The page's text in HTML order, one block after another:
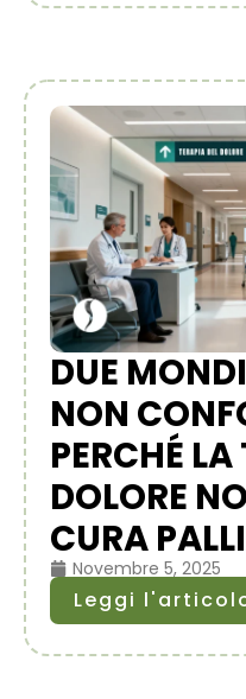
DUE
NON
PERCHÉ
DOLORE
CURA
Novembre 5, 2025
Leggi